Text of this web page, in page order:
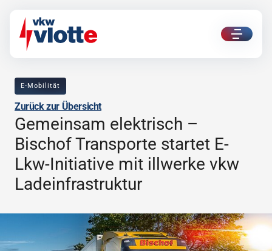
Direkt zum Inhalt
Direkt zur Navigation
Zurück zur Übersicht
Gemeinsam elektrisch –
Bischof Transporte startet E-
Lkw-Initiative mit illwerke vkw
Ladeinfrastruktur
in
E-Mobilität